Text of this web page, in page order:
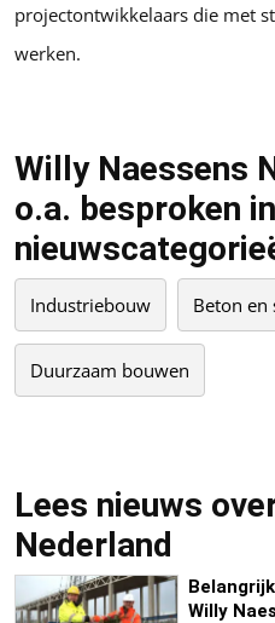
projectontwikkelaars die met
werken.
Willy Naessens
o.a. besproken
Industriebouw Beton en
Duurzaam bouwen
Lees nieuws
Nederland
Willy